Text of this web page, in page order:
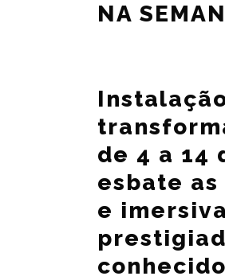
NA
de 4 a 14
esbate
e